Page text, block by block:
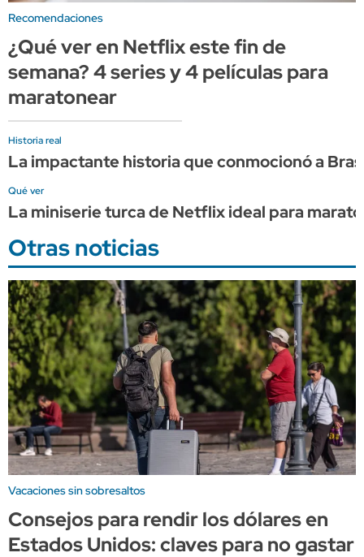
Recomendaciones
¿Qué ver en Netflix este fin de
semana? 4 series y 4 películas para
maratonear
Historia real
La impactante historia que conmocionó a
Qué ver
La miniserie turca de Netflix ideal para
Otras noticias
Vacaciones sin sobresaltos
Consejos para rendir los dólares en
Estados Unidos: claves para no gastar